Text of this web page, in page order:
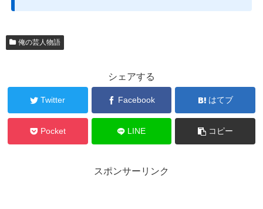
俺の芸人物語
シェアする
Twitter Facebook はてブ
Pocket LINE コピー
スポンサーリンク